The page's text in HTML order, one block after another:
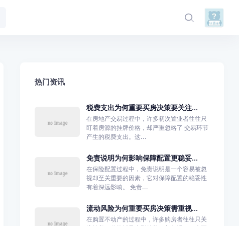
热门资讯
税费支出为何重要买房决策要关注...
在房地产交易过程中，许多初次置业者往往只
盯着房源的挂牌价格，却严重忽略了 交易环节
产生的税费支出。这...
免责说明为何影响保障配置更稳妥...
在保险配置过程中，免责说明是一个容易被忽
视却至关重要的因素，它对保障配置的稳妥性
有着深远影响。 免责...
流动风险为何重要买房决策需重视...
在购置不动产的过程中，许多购房者往往只关